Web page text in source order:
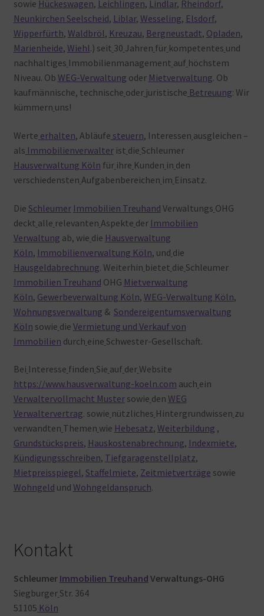
sowie Hückeswagen, Leichlingen, Lindlar, Rheindorf,
Neunkirchen Seelscheid, Liblar, Wesseling, Elsdorf,
Wipperfürth, Waldbröl, Kreuzau, Bergneustadt, Opladen,
Marienheide, Wiehl.) seit 30 Jahren für kompetentes und
nachhaltiges Immobilienmanagement auf höchstem
Niveau. Ob WEG-Verwaltung oder Mietverwaltung. Ob
kaufmännische, technische oder juristische Betreuung: Wir
kümmern uns!
Werte erhalten, Abläufe steuern, Interessen ausgleichen –
als Immobilienverwalterist die Schleumer
Hausverwaltung Köln für ihre Kunden in den
verschiedensten Aufgabenbereichen im Einsatz.
Die Schleumer Immobilien Treuhand Verwaltungs OHG
deckt alle relevanten Aspekte der Immobilien
Verwaltung ab, wie die Hausverwaltung
Köln, Immobilienverwaltung Köln, und die
Hausgeldabrechnung. Weiterhin bietet die Schleumer
Immobilien Treuhand OHG Mietverwaltung
Köln, Gewerbeverwaltung Köln, WEG-Verwaltung Köln,
Wohnungsverwaltung & Sondereigentumsverwaltung
Köln sowie die Vermietung und Verkauf von
Immobilien durch eine Schwester-Gesellschaft.
Bei Interesse finden Sie auf der Website
https://www.hausverwaltung-koeln.com auch ein
Verwaltervollmacht Mustersowie den WEG
Verwaltervertrag. sowie nützliches Hintergrundwissen zu
verwandten Themen wie Hebesatz, Weiterbildung ,
Grundstückspreis, Hauskostenabrechnung, Indexmiete,
Kündigungsschreiben, Tiefgaragenstellplatz,
Mietpreisspiegel, Staffelmiete, Zeitmietverträge sowie
Wohngeld und Wohngeldanspruch.
Kontakt
Schleumer Immobilien Treuhand Verwaltungs-OHG
Siegburger Str. 364
51105 Köln